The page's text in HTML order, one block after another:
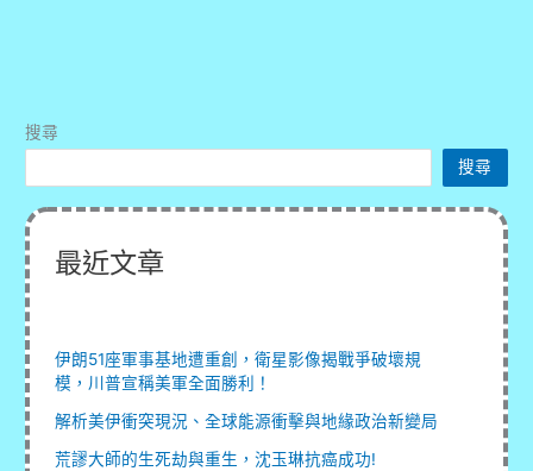
搜尋
搜尋
最近文章
伊朗51座軍事基地遭重創，衛星影像揭戰爭破壞規
模，川普宣稱美軍全面勝利！
解析美伊衝突現況、全球能源衝擊與地緣政治新變局
荒謬大師的生死劫與重生，沈玉琳抗癌成功!